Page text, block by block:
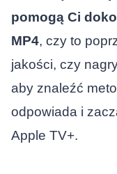
pomogą Ci
MP4, czy to
jakości, czy
aby znaleźć
odpowiada i
Apple TV+.